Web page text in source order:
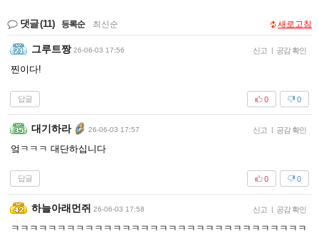
댓글(11) 등록순 최신순 새로고침
그루트짱 26-06-03 17:56 신고 | 공감 확인
찐이다!
답글 0
0
대기하라 26-06-03 17:57 신고 | 공감 확인
엌ㅋㅋㅋ 대단하십니다
답글 0
0
하늘아래먼쥐 26-06-03 17:58 신고 | 공감 확인
ㅋㅋㅋㅋㅋㅋㅋㅋㅋㅋㅋㅋㅋㅋㅋㅋㅋㅋㅋㅋㅋㅋㅋㅋㅋㅋㅋㅋㅋㅋㅋㅋ